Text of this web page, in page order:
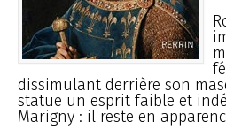
dissimulant derrière son
statue un esprit faible et
Marigny : il reste en